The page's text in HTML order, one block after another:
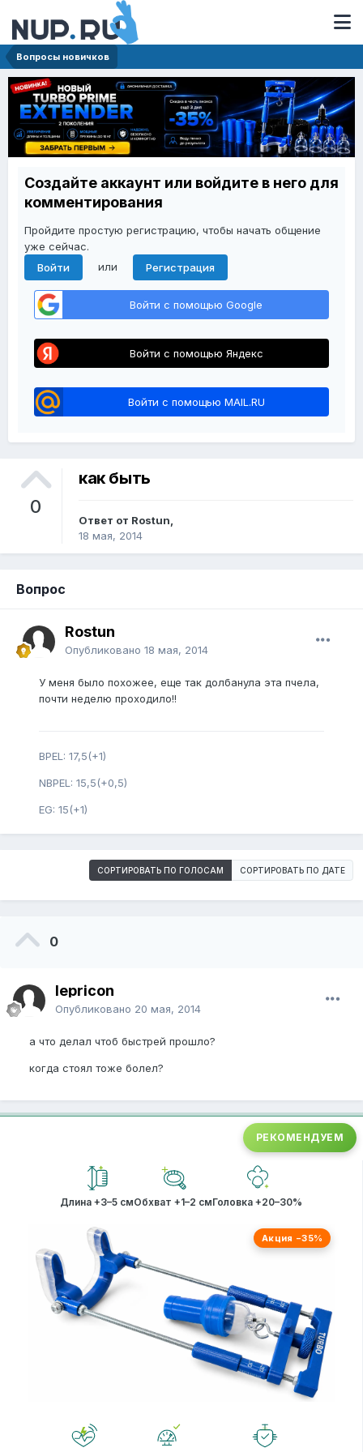
Вопросы новичков
Создайте аккаунт или войдите в него для
комментирования
Пройдите простую регистрацию, чтобы начать общение
уже сейчас.
Войти
или Регистрация
Войти с помощью Google
Войти с помощью Яндекс
Войти с помощью MAIL.RU
0
как быть
Ответ от Rostun,
18 мая, 2014
Вопрос
Rostun
Опубликовано 18 мая, 2014
У меня было похожее, еще так долбанула эта пчела,
почти неделю проходило!!
BPEL: 17,5(+1)
NBPEL: 15,5(+0,5)
EG: 15(+1)
СОРТИРОВАТЬ ПО ГОЛОСАМ СОРТИРОВАТЬ ПО ДАТЕ
0
lepricon
Опубликовано 20 мая, 2014
а что делал чтоб быстрей прошло?
когда стоял тоже болел?
РЕКОМЕНДУЕМ
Длина +3–5 смОбхват +1–2 смГоловка +20–30%
Акция −35%